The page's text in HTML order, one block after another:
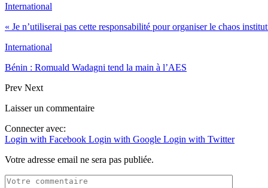
International
« Je n’utiliserai pas cette responsabilité pour organiser le chaos
International
Bénin : Romuald Wadagni tend la main à l’AES
Prev Next
Laisser un commentaire
Connecter avec:
Login with Facebook Login with Google Login with Twitter
Votre adresse email ne sera pas publiée.